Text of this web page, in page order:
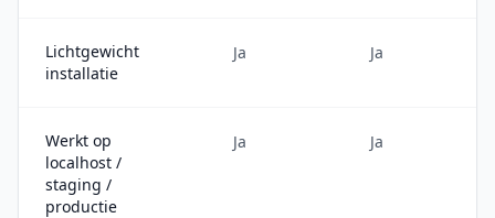
Lichtgewicht
installatie
Ja Ja
Werkt op
localhost /
staging /
productie
Ja Ja